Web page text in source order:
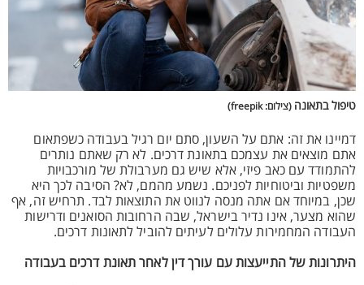
טיפול בתאונה (צילום: freepik)
דמיינו את זה: אתם על השעון, סתם יום רגיל בעבודה כשפתאום
אתם מוצאים את עצמכם בתאונת דרכים. לא רק שאתם נותרים
להתמודד עם כאב פיזי, אלא שיש גם מערבולת של מורכבויות
משפטיות וביטוחיות לפניכם. נשמע מהמם, לא? הסיבה לכך היא
שכן, במיוחד אם אתה מנסה לנווט את התוצאות לבד. תרחיש זה, אף
שהוא מצער, אינו נדיר בישראל, שבה הרחובות הסואנים ודרישות
העבודה המחמירות עלולים לעיתים להוביל לתאונות דרכים.
היתרונות של התייעצות עם עורך דין לאחר תאונת דרכים בעבודה